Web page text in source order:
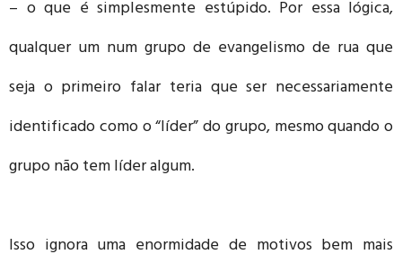
– o que é simplesmente estúpido. Por essa lógica,
qualquer um num grupo de evangelismo de rua que
seja o primeiro falar teria que ser necessariamente
identificado como o “líder” do grupo, mesmo quando o
grupo não tem líder algum.
Isso ignora uma enormidade de motivos bem mais